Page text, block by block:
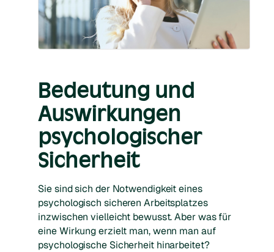
Bedeutung und
Auswirkungen
psychologischer
Sicherheit
Sie sind sich der Notwendigkeit eines
psychologisch sicheren Arbeitsplatzes
inzwischen vielleicht bewusst. Aber was für
eine Wirkung erzielt man, wenn man auf
psychologische Sicherheit hinarbeitet?